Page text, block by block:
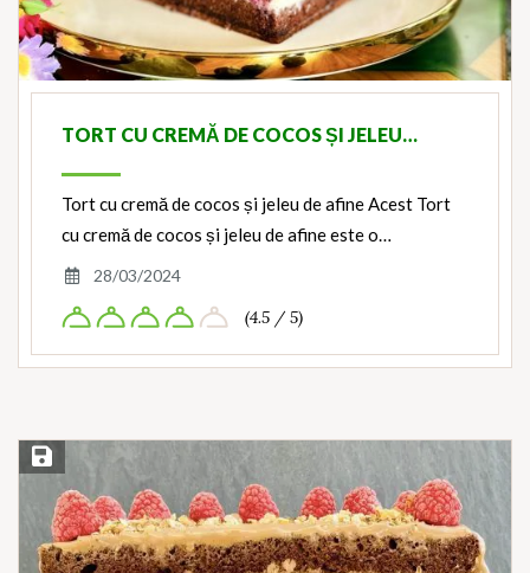
TORT CU CREMĂ DE COCOS ȘI JELEU…
Tort cu cremă de cocos și jeleu de afine Acest Tort
cu cremă de cocos și jeleu de afine este o…
28/03/2024
(4.5 / 5)
Save Recipe